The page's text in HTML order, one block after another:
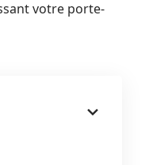
votre porte-